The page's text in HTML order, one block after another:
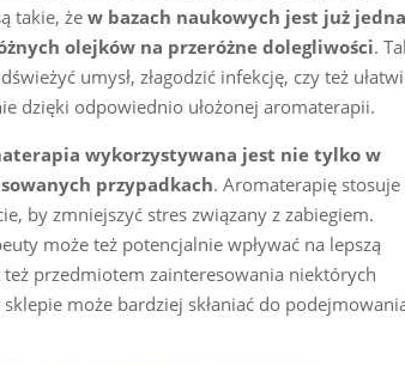
takie, że w bazach naukowych jest już
olejków na przeróżne dolegliwości.
umysł, złagodzić infekcję, czy też
dzięki odpowiednio ułożonej aromaterapii.
wykorzystywana jest nie tylko w
przypadkach. Aromaterapię stosuje
by zmniejszyć stres związany z zabiegiem.
może też potencjalnie wpływać na lepszą
przedmiotem zainteresowania niektórych
może bardziej skłaniać do